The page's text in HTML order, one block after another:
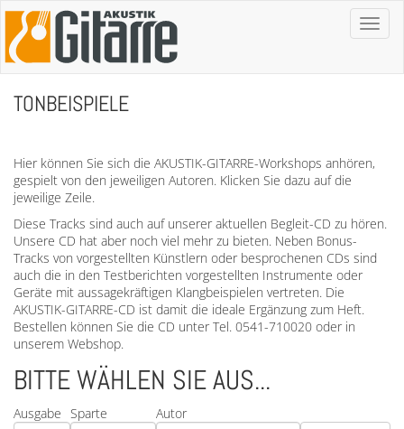
Toggle
TONBEISPIELE
Hier können Sie sich die AKUSTIK-GITARRE-Workshops anhören,
gespielt von den jeweiligen Autoren. Klicken Sie dazu auf die
jeweilige Zeile.
Diese Tracks sind auch auf unserer aktuellen Begleit-CD zu hören.
Unsere CD hat aber noch viel mehr zu bieten. Neben Bonus-
Tracks von vorgestellten Künstlern oder besprochenen CDs sind
auch die in den Testberichten vorgestellten Instrumente oder
Geräte mit aussagekräftigen Klangbeispielen vertreten. Die
AKUSTIK-GITARRE-CD ist damit die ideale Ergänzung zum Heft.
Bestellen können Sie die CD unter Tel. 0541-710020 oder in
unserem Webshop.
BITTE WÄHLEN SIE AUS...
Ausgabe Sparte Autor